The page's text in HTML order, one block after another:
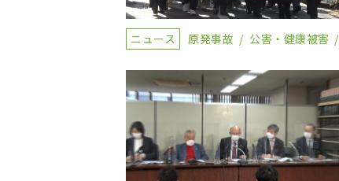
ニュース 原発事故 公害・健康被害